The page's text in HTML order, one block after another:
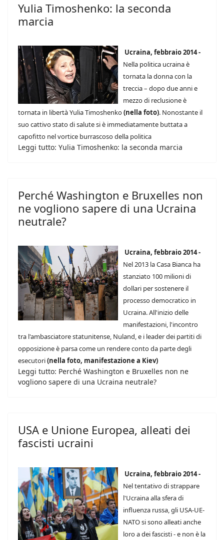
Yulia Timoshenko: la seconda
marcia
Ucraina, febbraio 2014 -
Nella politica ucraina è
tornata la donna con la
treccia – dopo due anni e
mezzo di reclusione è
tornata in libertà Yulia Timoshenko(nella foto). Nonostante il
suo cattivo stato di salute si è immediatamente buttata a
capofitto nel vortice burrascoso della politica
Leggi tutto: Yulia Timoshenko: la seconda marcia
Perché Washington e Bruxelles non
ne vogliono sapere di una Ucraina
neutrale?
Ucraina, febbraio 2014 -
Nel 2013 la Casa Bianca ha
stanziato 100 milioni di
dollari per sostenere il
processo democratico in
Ucraina. All'inizio delle
manifestazioni, l'incontro
tra l'ambasciatore statunitense, Nuland, e i leader dei partiti di
opposizione è parsa come un rendere conto da parte degli
esecutori(nella foto, manifestazione a Kiev)
Leggi tutto: Perché Washington e Bruxelles non ne
vogliono sapere di una Ucraina neutrale?
USA e Unione Europea, alleati dei
fascisti ucraini
Ucraina, febbraio 2014 -
Nel tentativo di strappare
l'Ucraina alla sfera di
influenza russa, gli USA-UE-
NATO si sono alleati anche
loro a dei fascisti - e non è la